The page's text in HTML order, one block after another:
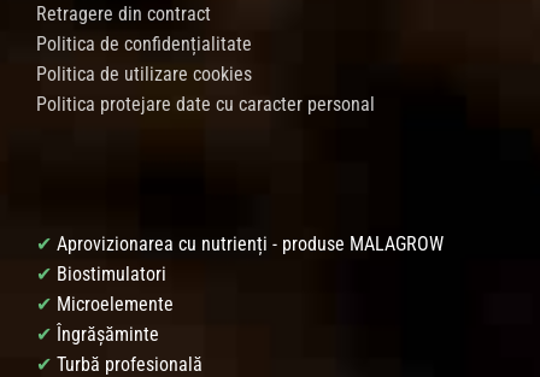
Retragere din contract
Politica de confidențialitate
Politica de utilizare cookies
Politica protejare date cu caracter personal
✔ Aprovizionarea cu nutrienți - produse MALAGROW
✔ Biostimulatori
✔ Microelemente
✔ Îngrășăminte
✔ Turbă profesională